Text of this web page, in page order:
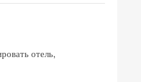
отель,